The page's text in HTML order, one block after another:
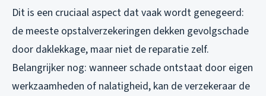
Dit is een cruciaal aspect dat vaak wordt genegeerd:
de meeste opstalverzekeringen dekken gevolgschade
door daklekkage, maar niet de reparatie zelf.
Belangrijker nog: wanneer schade ontstaat door eigen
werkzaamheden of nalatigheid, kan de verzekeraar de